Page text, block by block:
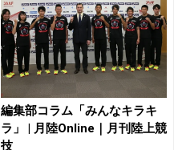
編集部コラム「みんなキラキ
ラ」 | 月陸Online｜月刊陸上競
技